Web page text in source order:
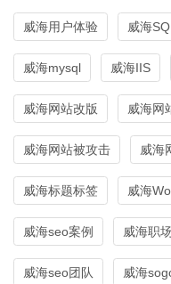
威海用户体验 威海
威海mysql 威海IIS
威海网站改版 威海网
威海网站被攻击 威海
威海标题标签 威海
威海seo案例 威海职
威海seo团队 威海